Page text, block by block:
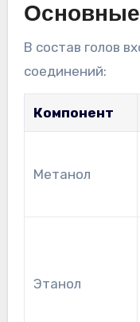
В состав голов
соединений:
Компонент
Метанол
Этанол